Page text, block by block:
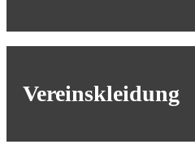
Vereinskleidung